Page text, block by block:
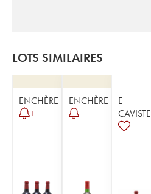
LOTS SIMILAIRES
ENCHÈRE
1
ENCHÈRE
E-
CAVISTE